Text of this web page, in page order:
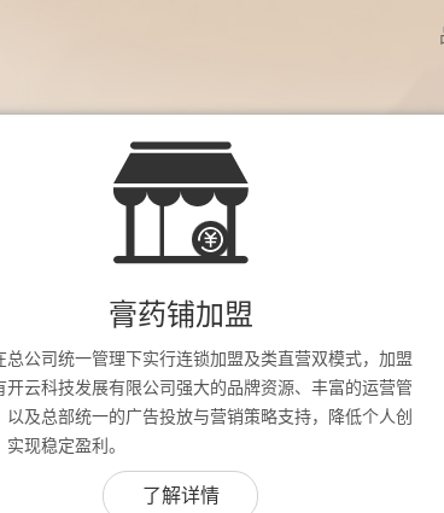
膏药铺加盟
总公司统一管理下实行连锁加盟及类直营双模式，加盟
开云科技发展有限公司强大的品牌资源、丰富的运营管
以及总部统一的广告投放与营销策略支持，降低个人创
实现稳定盈利。
了解详情